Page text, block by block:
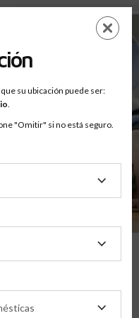
EN
su ubicación puede ser:
.
"Omitir" si no está seguro.